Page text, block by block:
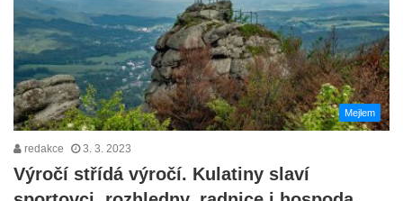
Mejlem
redakce 3. 3. 2023
Výročí střídá výročí. Kulatiny slaví